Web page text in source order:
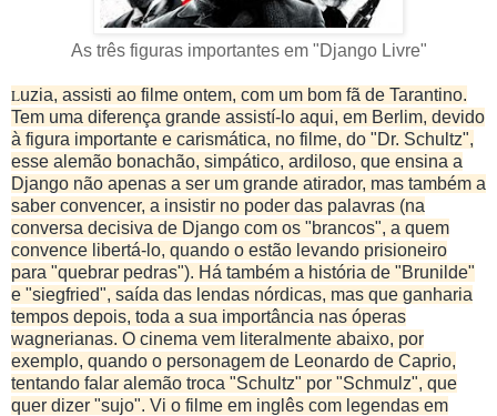
As três figuras importantes em "Django Livre"
Luzia, assisti ao filme ontem, com um bom fã de Tarantino.
Tem uma diferença grande assistí-lo aqui, em Berlim, devido
à figura importante e carismática, no filme, do "Dr. Schultz",
esse alemão bonachão, simpático, ardiloso, que ensina a
Django não apenas a ser um grande atirador, mas também a
saber convencer, a insistir no poder das palavras (na
conversa decisiva de Django com os "brancos", a quem
convence libertá-lo, quando o estão levando prisioneiro
para "quebrar pedras"). Há também a história de "Brunilde"
e "siegfried", saída das lendas nórdicas, mas que ganharia
tempos depois, toda a sua importância nas óperas
wagnerianas. O cinema vem literalmente abaixo, por
exemplo, quando o personagem de Leonardo de Caprio,
tentando falar alemão troca "Schultz" por "Schmulz", que
quer dizer "sujo". Vi o filme em inglês com legendas em